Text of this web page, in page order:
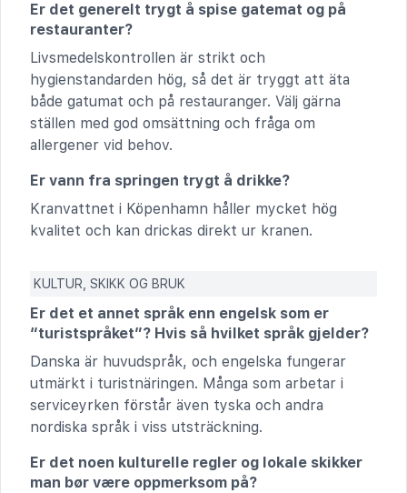
Er det generelt trygt å spise gatemat og på
restauranter?
Livsmedelskontrollen är strikt och
hygienstandarden hög, så det är tryggt att äta
både gatumat och på restauranger. Välj gärna
ställen med god omsättning och fråga om
allergener vid behov.
Er vann fra springen trygt å drikke?
Kranvattnet i Köpenhamn håller mycket hög
kvalitet och kan drickas direkt ur kranen.
KULTUR, SKIKK OG BRUK
Er det et annet språk enn engelsk som er
“turistspråket”? Hvis så hvilket språk gjelder?
Danska är huvudspråk, och engelska fungerar
utmärkt i turistnäringen. Många som arbetar i
serviceyrken förstår även tyska och andra
nordiska språk i viss utsträckning.
Er det noen kulturelle regler og lokale skikker
man bør være oppmerksom på?